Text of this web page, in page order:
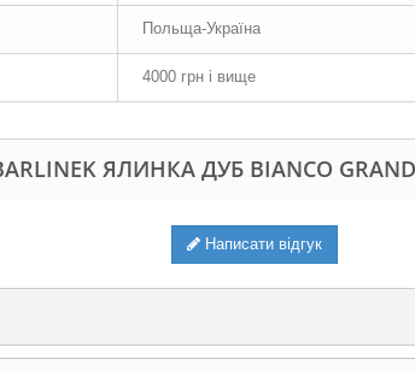
Польща-Україна
4000 грн і вище
ЯЛИНКА ДУБ BIANCO
Написати відгук